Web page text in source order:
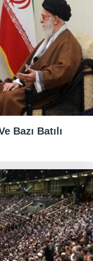
Bazı Batılı